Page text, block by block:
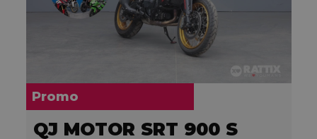
Promo
QJ MOTOR SRT 900 S